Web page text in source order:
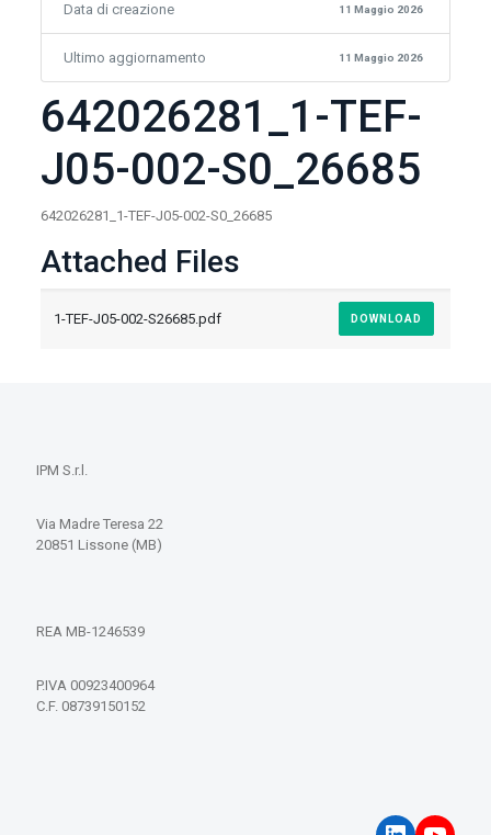
Data di creazione 11 Maggio 2026
Ultimo aggiornamento 11 Maggio 2026
642026281_1-TEF-
J05-002-S0_26685
642026281_1-TEF-J05-002-S0_26685
Attached Files
1-TEF-J05-002-S26685.pdf DOWNLOAD
IPM S.r.l.
Via Madre Teresa 22
20851 Lissone (MB)
REA MB-1246539
P.IVA 00923400964
C.F. 08739150152